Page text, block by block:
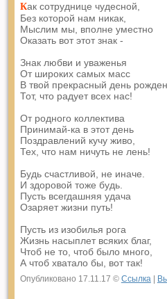
Как сотруднице чудесной,
Без которой нам никак,
Мыслим мы, вполне уместно
Оказать вот этот знак -
Знак любви и уваженья
От широких самых масс
В твой прекрасный день
Тот, что радует всех нас!
От родного коллектива
Принимай-ка в этот день
Поздравлений кучу живо,
Тех, что нам ничуть не лень!
Будь счастливой, не иначе.
И здоровой тоже будь.
Пусть всегдашняя удача
Озаряет жизни путь!
Пусть из изобилья рога
Жизнь насыплет всяких благ,
Чтоб не то, чтоб было много,
А чтоб хватало бы, вот так!
Опубликовано 17.11.17 © Ссылка|